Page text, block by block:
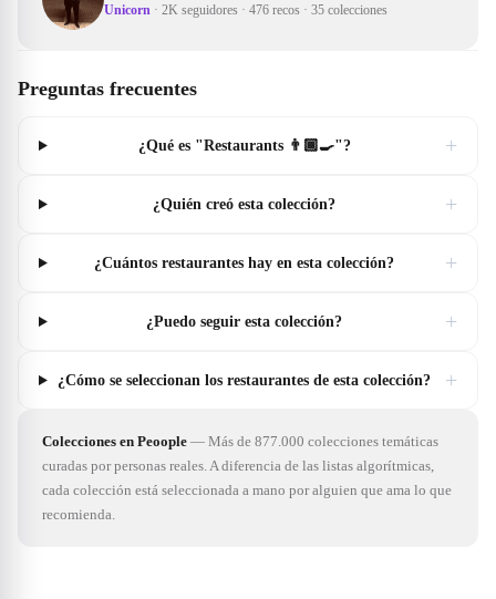
Unicorn · 2K seguidores · 476 recos · 35 colecciones
Preguntas frecuentes
¿Qué es "Restaurants 👨🏾‍🍳"? +
¿Quién creó esta colección? +
¿Cuántos restaurantes hay en esta colección? +
¿Puedo seguir esta colección? +
¿Cómo se seleccionan los restaurantes de esta colección? +
Colecciones en Peoople — Más de 877.000 colecciones temáticas
curadas por personas reales. A diferencia de las listas algorítmicas,
cada colección está seleccionada a mano por alguien que ama lo que
recomienda.